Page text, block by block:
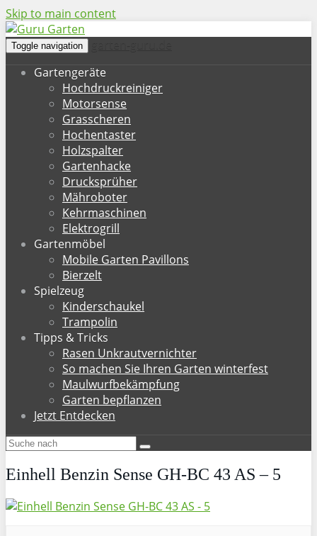
Skip to main content
Toggle navigation
Gartengeräte
Hochdruckreiniger
Motorsense
Grasscheren
Hochentaster
Holzspalter
Gartenhacke
Drucksprüher
Mähroboter
Kehrmaschinen
Elektrogrill
Gartenmöbel
Mobile Garten Pavillons
Bierzelt
Spielzeug
Kinderschaukel
Trampolin
Tipps & Tricks
Rasen Unkrautvernichter
So machen Sie Ihren Garten winterfest
Maulwurfbekämpfung
Garten bepflanzen
Jetzt Entdecken
Einhell Benzin Sense GH-BC 43 AS – 5